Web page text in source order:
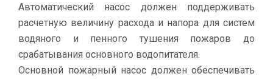
Автоматический насос должен поддерживать
расчетную величину расхода и напора для систем
водяного и пенного тушения пожаров до
срабатывания основного водопитателя.
Основной пожарный насос должен обеспечивать